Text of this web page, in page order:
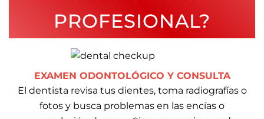
PROFESIONAL?
EXAMEN ODONTOLÓGICO Y CONSULTA
El dentista revisa tus dientes, toma radiografías o
fotos y busca problemas en las encías o